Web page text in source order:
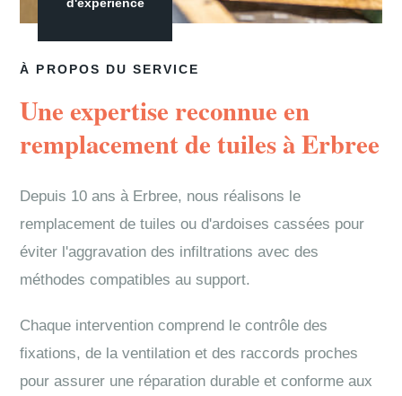
À PROPOS DU SERVICE
Une expertise reconnue en
remplacement de tuiles à Erbree
Depuis 10 ans à Erbree, nous réalisons le
remplacement de tuiles ou d'ardoises cassées pour
éviter l'aggravation des infiltrations avec des
méthodes compatibles au support.
Chaque intervention comprend le contrôle des
fixations, de la ventilation et des raccords proches
pour assurer une réparation durable et conforme aux